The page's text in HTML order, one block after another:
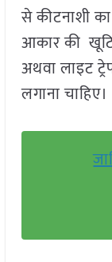
से कीटनाशी
आकार की
अथवा लाइट
लगाना चाहिए।